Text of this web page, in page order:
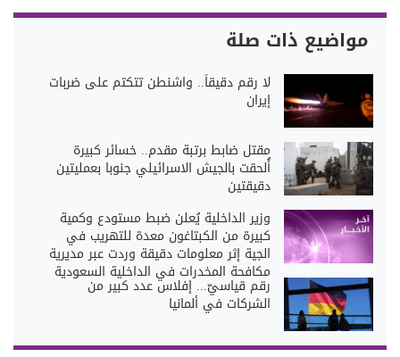
مواضيع ذات صلة
لا رقم دقيقاً.. واشنطن تتكتم على ضربات
إيران
مقتل ضابط برتبة مقدم.. خسائر كبيرة
أُلحقت بالجيش الاسرائيلي جنوبا بعمليتين
دقيقتين
وزير الداخلية يُعلن ضبط مستودع وكمية
كبيرة من الكبتاغون معدة للتهريب في
الجية إثر معلومات دقيقة وردت عبر مديرية
مكافحة المخدرات في الداخلية السعودية
رقم قياسيّ... إفلاس عدد كبير من
الشركات في ألمانيا